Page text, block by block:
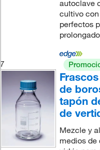
autoclave
cultivo
perfectos
7
de
tapón
de
Mezcle y
medios de